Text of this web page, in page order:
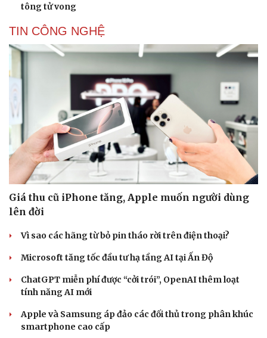
Cải chính
tông tử vong
TIN CÔNG NGHỆ
Giá thu cũ iPhone tăng, Apple muốn người dùng
lên đời
Vì sao các hãng từ bỏ pin tháo rời trên điện thoại?
Microsoft tăng tốc đầu tư hạ tầng AI tại Ấn Độ
ChatGPT miễn phí được “cởi trói”, OpenAI thêm loạt
tính năng AI mới
Apple và Samsung áp đảo các đối thủ trong phân khúc
smartphone cao cấp